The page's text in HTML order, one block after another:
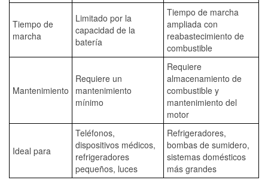
Tiempo de
marcha
Limitado por la
capacidad de la
batería
Tiempo de marcha
ampliada con
reabastecimiento de
combustible
Mantenimiento
Requiere un
mantenimiento
mínimo
Requiere
almacenamiento de
combustible y
mantenimiento del
motor
Ideal para
Teléfonos,
dispositivos médicos,
refrigeradores
pequeños, luces
Refrigeradores,
bombas de sumidero,
sistemas domésticos
más grandes